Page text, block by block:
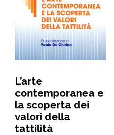
L’arte
contemporanea e
la scoperta dei
valori della
tattilità